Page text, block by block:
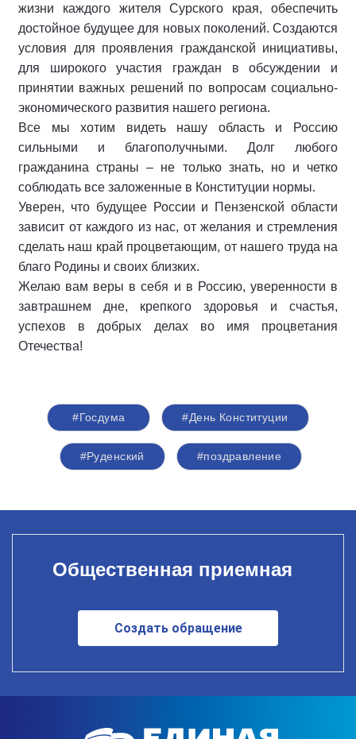
жизни каждого жителя Сурского края, обеспечить
достойное будущее для новых поколений. Создаются
условия для проявления гражданской инициативы,
для широкого участия граждан в обсуждении и
принятии важных решений по вопросам социально-
экономического развития нашего региона.
Все мы хотим видеть нашу область и Россию
сильными и благополучными. Долг любого
гражданина страны – не только знать, но и четко
соблюдать все заложенные в Конституции нормы.
Уверен, что будущее России и Пензенской области
зависит от каждого из нас, от желания и стремления
сделать наш край процветающим, от нашего труда на
благо Родины и своих близких.
Желаю вам веры в себя и в Россию, уверенности в
завтрашнем дне, крепкого здоровья и счастья,
успехов в добрых делах во имя процветания
Отечества!
#Госдума #День Конституции
#Руденский #поздравление
Общественная приемная
Создать обращение